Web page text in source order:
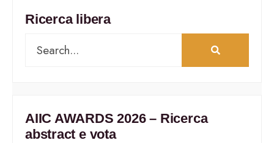
Ricerca libera
AIIC AWARDS 2026 – Ricerca
abstract e vota